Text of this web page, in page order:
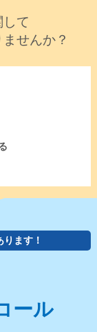
て
せんか？
ます！
ール